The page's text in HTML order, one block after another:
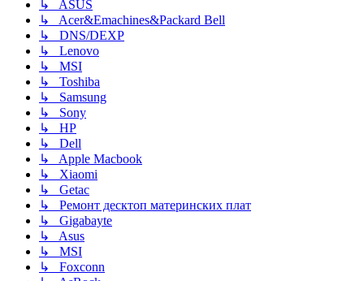
↳ ASUS
↳ Acer&Emachines&Packard Bell
↳ DNS/DEXP
↳ Lenovo
↳ MSI
↳ Toshiba
↳ Samsung
↳ Sony
↳ HP
↳ Dell
↳ Apple Macbook
↳ Xiaomi
↳ Getac
↳ Ремонт десктоп материнских плат
↳ Gigabayte
↳ Asus
↳ MSI
↳ Foxconn